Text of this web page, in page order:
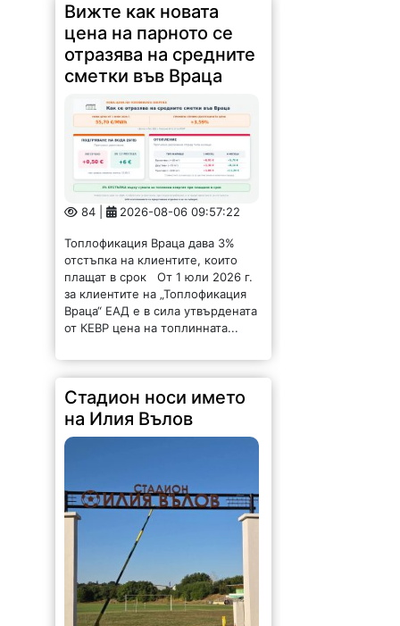
Вижте как новата
цена на парното се
отразява на средните
сметки във Враца
84 | 2026-08-06 09:57:22
Топлофикация Враца дава 3%
отстъпка на клиентите, които
плащат в срок От 1 юли 2026 г.
за клиентите на „Топлофикация
Враца“ ЕАД е в сила утвърдената
от КЕВР цена на топлинната...
Стадион носи името
на Илия Вълов